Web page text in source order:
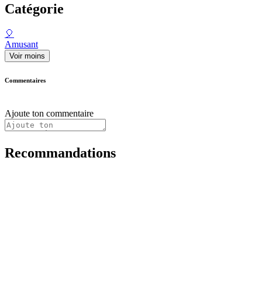
Catégorie
🎈
Amusant
Voir moins
Commentaires
Ajoute ton commentaire
Recommandations